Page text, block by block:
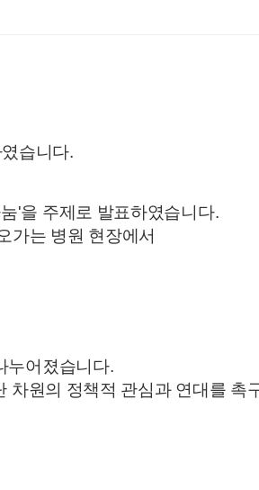
습니다.
'을 주제로 발표하였습니다.
가는 병원 현장에서
누어졌습니다.
차원의 정책적 관심과 연대를 촉